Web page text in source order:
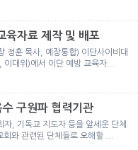
육자료 제작 및 배포
정훈 목사, 예장통합) 이단사이비대
대위)에서 이단 예방 교육자...
구원파 협력기관
, 기독교 지도자 등을 앞세운 단체
와 관련된 단체들로 오해할 ...